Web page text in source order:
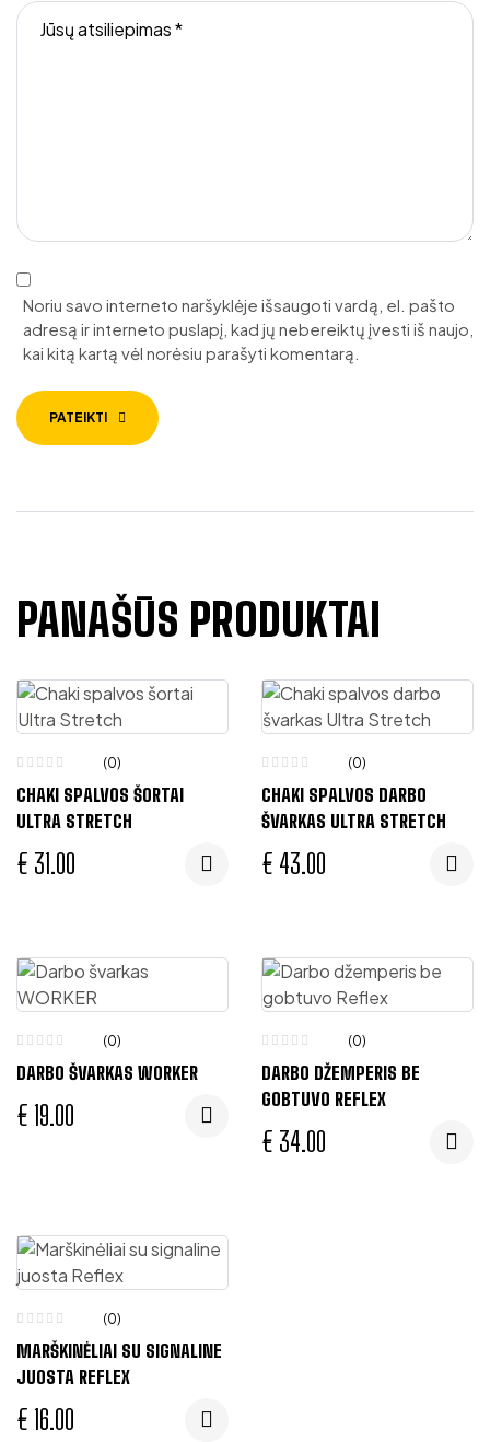
Noriu savo interneto naršyklėje išsaugoti vardą, el. pašto
adresą ir interneto puslapį, kad jų nebereiktų įvesti iš naujo,
kai kitą kartą vėl norėsiu parašyti komentarą.
PATEIKTI
PANAŠŪS PRODUKTAI
(0)
CHAKI SPALVOS ŠORTAI
ULTRA STRETCH
€ 31.00
(0)
CHAKI SPALVOS DARBO
ŠVARKAS ULTRA STRETCH
€ 43.00
(0)
DARBO ŠVARKAS WORKER
€ 19.00
(0)
DARBO DŽEMPERIS BE
GOBTUVO REFLEX
€ 34.00
(0)
MARŠKINĖLIAI SU SIGNALINE
JUOSTA REFLEX
€ 16.00